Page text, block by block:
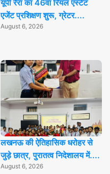
यूपी रेरा का 46वां रियल एस्टेट
एजेंट प्रशिक्षण शुरू, ग्रेटर....
August 6, 2026
लखनऊ की ऐतिहासिक धरोहर से
जुड़े छात्र, पुरातत्व निदेशालय में....
August 6, 2026